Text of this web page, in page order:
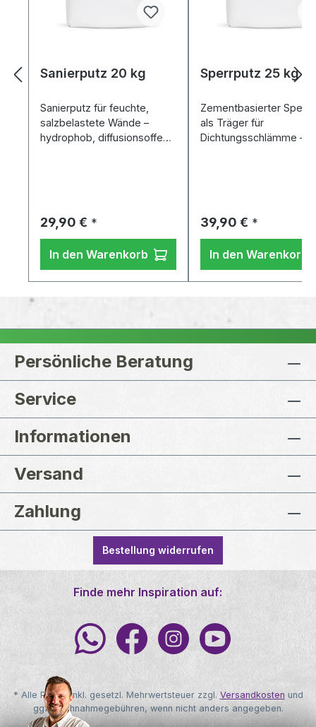
Sanierputz 20 kg
Sanierputz für feuchte,
salzbelastete Wände –
hydrophob, diffusionsoffen,
Regulärer Preis:
29,90 € *
In den Warenkorb
Sperrputz 25 kg
Zementbasierter
als Träger für
Dichtungsschlämme –
Regulärer Preis:
39,90 € *
In den Warenkorb
Persönliche Beratung
Service
Informationen
Versand
Zahlung
Bestellung widerrufen
Finde mehr Inspiration auf:
* Alle Preise inkl. gesetzl. Mehrwertsteuer zzgl. Versandkosten und
ggf. Nachnahmegebühren, wenn nicht anders angegeben.